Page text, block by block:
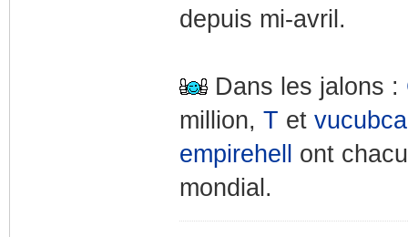
depuis mi-avril.
Dans les jalons :
million, T et
empirehell
ont
mondial.